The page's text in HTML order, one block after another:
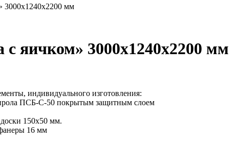
3000х1240х2200 мм
яичком» 3000х1240х2200 мм
индивидуального изготовления:
ПСБ-С-50 покрытым защитным слоем
150х50 мм.
16 мм